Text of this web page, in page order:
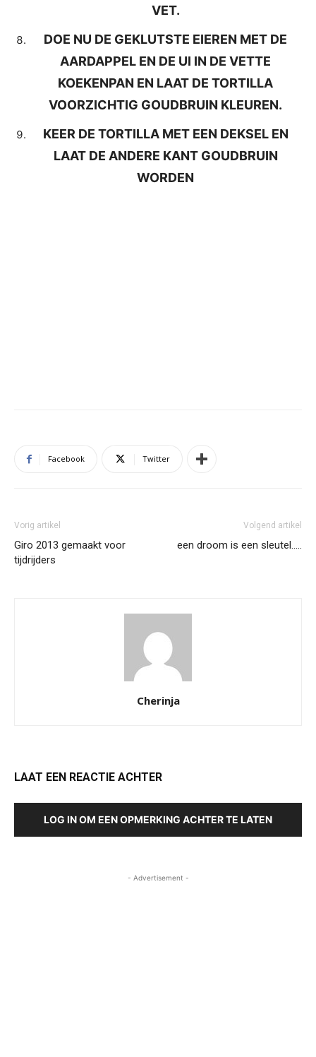
VET.
DOE NU DE GEKLUTSTE EIEREN MET DE
AARDAPPEL EN DE UI IN DE VETTE
KOEKENPAN EN LAAT DE TORTILLA
VOORZICHTIG GOUDBRUIN KLEUREN.
KEER DE TORTILLA MET EEN DEKSEL EN
LAAT DE ANDERE KANT GOUDBRUIN
WORDEN
Facebook Twitter
Vorig artikel
Giro 2013 gemaakt voor
tijdrijders
Volgend artikel
een droom is een sleutel…..
Cherinja
LAAT EEN REACTIE ACHTER
LOG IN OM EEN OPMERKING ACHTER TE LATEN
- Advertisement -